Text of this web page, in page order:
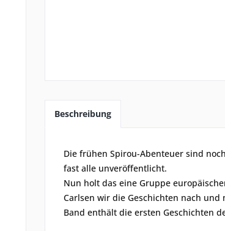
Beschreibung
Die frühen Spirou-Abenteuer sind
fast alle unveröffentlicht.
Nun holt das eine Gruppe
Carlsen wir die Geschichten nach
Band enthält die ersten Geschichten